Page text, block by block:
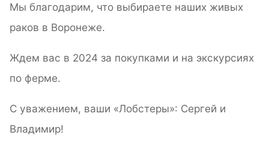
Мы благодарим, что выбираете наших живых
раков в Воронеже.
Ждем вас в 2024 за покупками и на экскурсиях
по ферме.
С уважением, ваши «Лобстеры»: Сергей и
Владимир!